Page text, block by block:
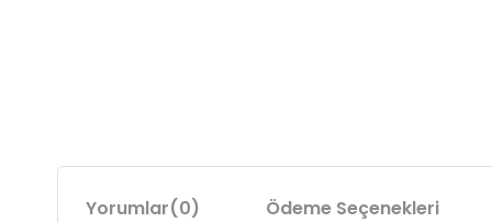
Yorumlar(0) Ödeme Seçenekleri